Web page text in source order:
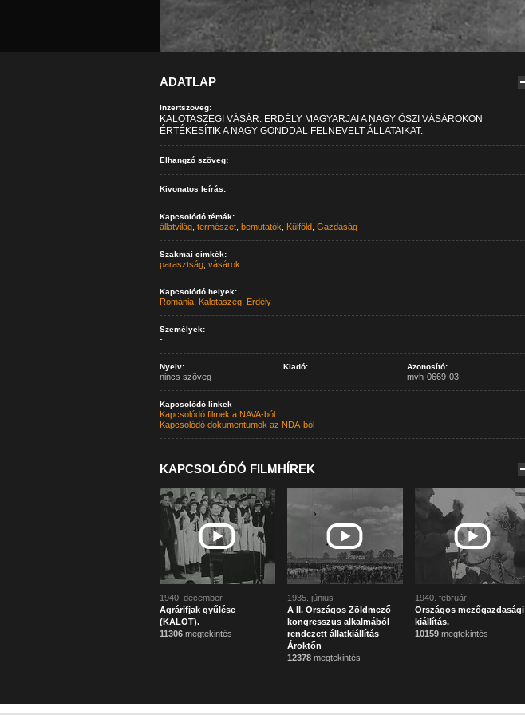
ADATLAP
Inzertszöveg:
KALOTASZEGI VÁSÁR. ERDÉLY MAGYARJAI A NAGY ŐSZI VÁSÁROKON
ÉRTÉKESÍTIK A NAGY GONDDAL FELNEVELT ÁLLATAIKAT.
Elhangzó szöveg:
Kivonatos leírás:
Kapcsolódó témák:
állatvilág, természet, bemutatók Külföld, Gazdaság
Szakmai címkék:
parasztság, vásárok
Kapcsolódó helyek:
Románia, Kalotaszeg, Erdély
Személyek:
-
Nyelv:
nincs szöveg
Kiadó: Azonosító:
mvh-0669-03
Kapcsolódó linkek
Kapcsolódó filmek a NAVA-ból
Kapcsolódó dokumentumok az NDA-ból
KAPCSOLÓDÓ FILMHÍREK
1940. december
Agrárifjak gyűlése
(KALOT).
11306megtekintés
1935. június
A II. Országos Zöldmező
kongresszus alkalmából
rendezett állatkiállítás
Ároktőn
12378megtekintés
1940. február
Országos mezőgazdasági
kiállítás.
10159megtekintés